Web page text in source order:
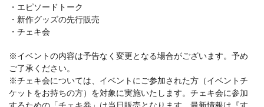
・エピソードトーク
・新作グッズの先行販売
・チェキ会
※イベントの内容は予告なく変更となる場合がございます。予め
ご了承ください。
※チェキ会については、イベントにご参加された方（イベントチ
ケットをお持ちの方）を対象に実施いたします。チェキ会に参加